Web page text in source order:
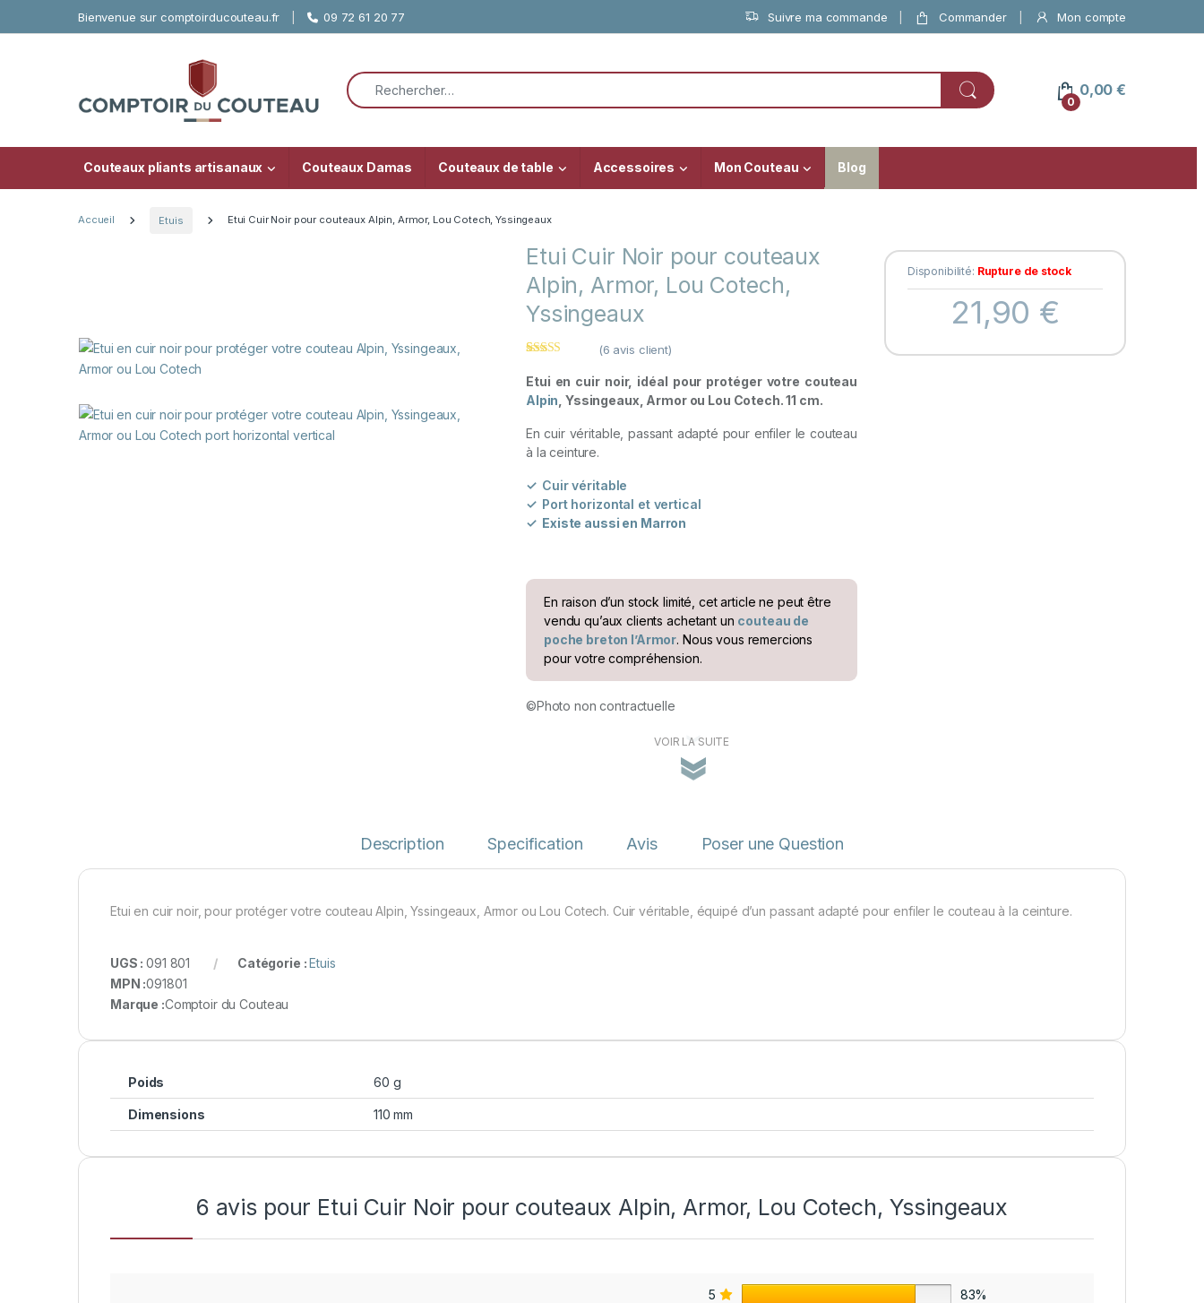
Bienvenue sur comptoirducouteau.fr 09 72 61 20 77 Suivre ma commande Commander Mon compte
Search for:
0
0,00€
Couteaux pliants artisanaux Couteaux Damas Couteaux de table Accessoires Mon Couteau Blog
Accueil Etuis Etui Cuir Noir pour couteaux Alpin, Armor, Lou Cotech, Yssingeaux
Etui Cuir Noir pour couteaux
Alpin, Armor, Lou Cotech,
Yssingeaux
sur 5 basé
notations
client
(6 avis client)
Etui en cuir noir, idéal pour protéger votre couteau
Alpin , Yssingeaux, Armor ou Lou Cotech. 11 cm.
En cuir véritable, passant adapté pour enfiler le couteau
à la ceinture.
Cuir véritable
Port horizontal et vertical
Existe aussi en Marron
En raison d’un stock limité, cet article ne peut être
vendu qu’aux clients achetant un couteau de
poche breton l’Armor. Nous vous remercions
pour votre compréhension.
©Photo non contractuelle
VOIR LA SUITE
Disponibilité: Rupture de stock
21,90 €
Description Specification Avis Poser une Question
Etui en cuir noir, pour protéger votre couteau Alpin, Yssingeaux, Armor ou Lou Cotech. Cuir véritable, équipé d’un passant adapté pour enfiler le couteau à la ceinture.
UGS :091 801 Catégorie :Etuis
MPN :091801
Marque :Comptoir du Couteau
Poids 60 g
Dimensions 110 mm
6 avis pour Etui Cuir Noir pour couteaux Alpin, Armor, Lou Cotech, Yssingeaux
5
83%